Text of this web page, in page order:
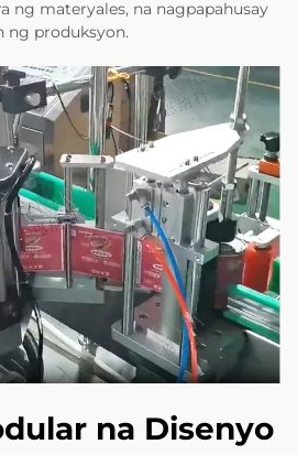
ng materyales, na nagpapahusay
ng produksyon.
na Disenyo